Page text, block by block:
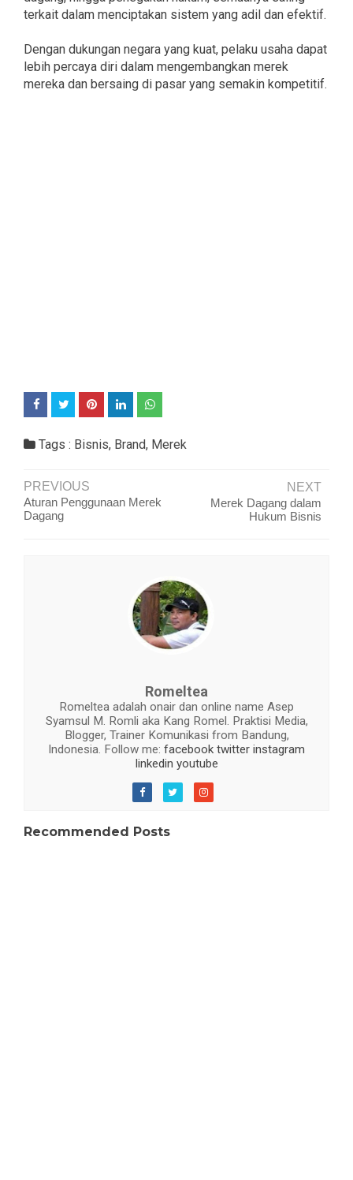
terkait dalam menciptakan sistem yang adil dan efektif.
Dengan dukungan negara yang kuat, pelaku usaha dapat
lebih percaya diri dalam mengembangkan merek
mereka dan bersaing di pasar yang semakin kompetitif.
Tags : Bisnis, Brand, Merek
PREVIOUS
Aturan Penggunaan Merek
Dagang
NEXT
Merek Dagang dalam
Hukum Bisnis
Romeltea
Romeltea adalah onair dan online name Asep
Syamsul M. Romli aka Kang Romel. Praktisi Media,
Blogger, Trainer Komunikasi from Bandung,
Indonesia. Follow me: facebook twitter instagram
linkedin youtube
Recommended Posts